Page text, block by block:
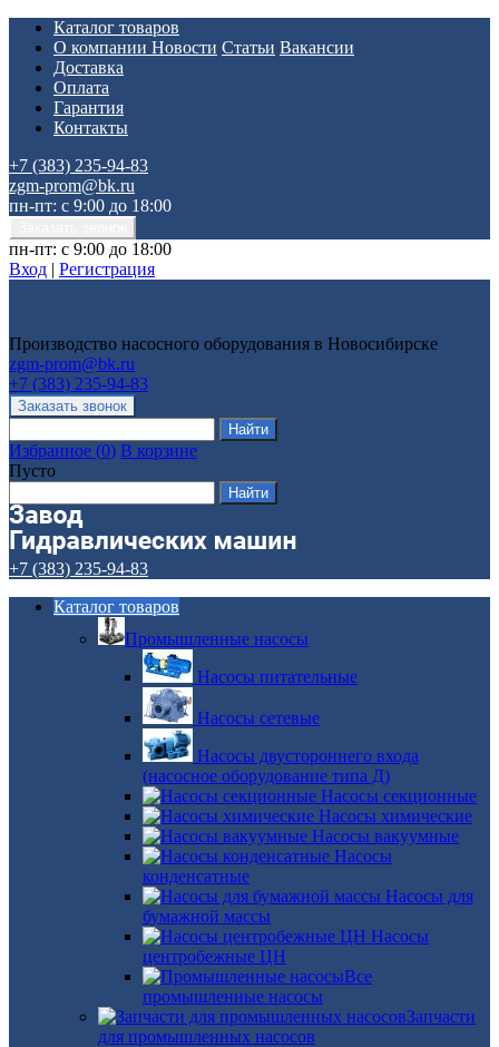
Каталог товаров
О компании Новости Статьи Вакансии
Доставка
Оплата
Гарантия
Контакты
+7 (383) 235-94-83
zgm-prom@bk.ru
пн-пт: с 9:00 до 18:00
пн-пт: с 9:00 до 18:00
Вход | Регистрация
Производство насосного оборудования в Новосибирске
zgm-prom@bk.ru
+7 (383) 235-94-83
Избранное (0) В корзине
Пусто
+7 (383) 235-94-83
Каталог товаров
Промышленные насосы
Насосы питательные
Насосы сетевые
Насосы двустороннего входа
(насосное оборудование типа Д)
Насосы секционные
Насосы химические
Насосы вакуумные
Насосы
конденсатные
Насосы для
бумажной массы
Насосы
центробежные ЦН
Все
промышленные насосы
Запчасти
для промышленных насосов